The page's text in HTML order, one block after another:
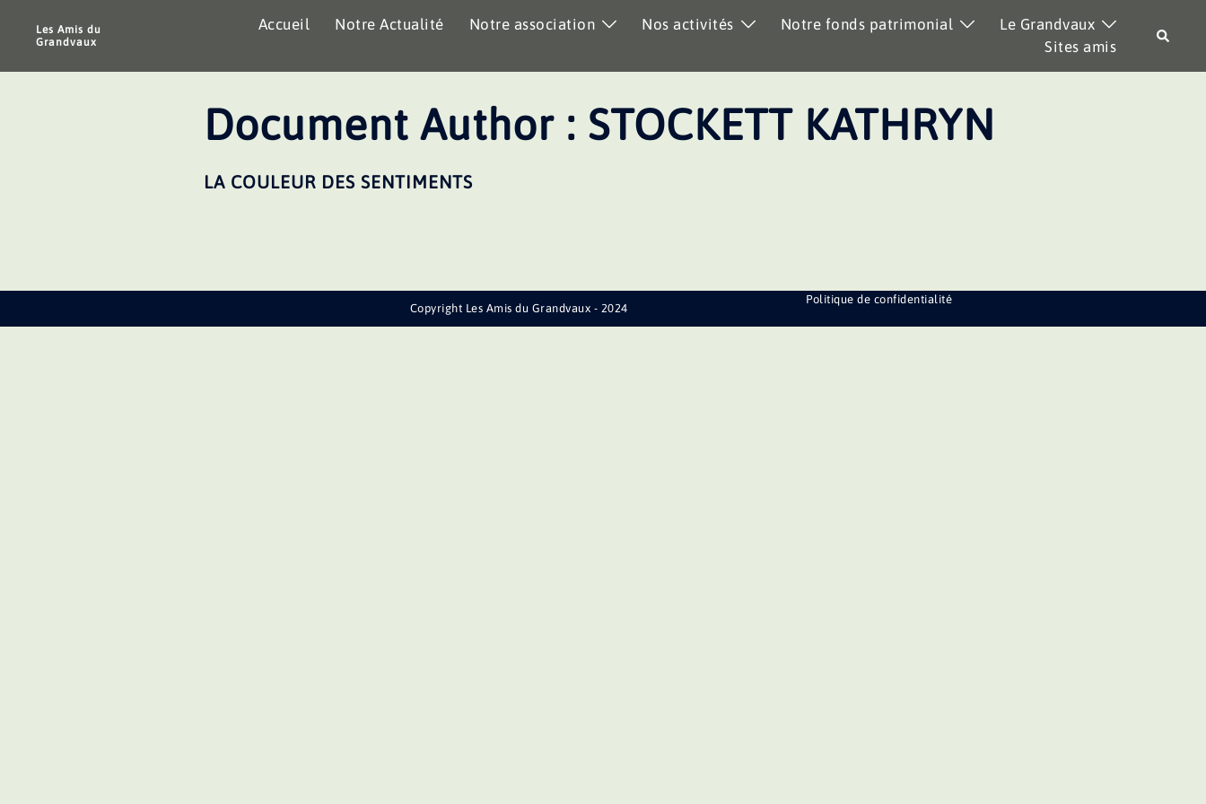
Les Amis du
Grandvaux
Accueil Notre Actualité Notre association Nos activités Notre fonds patrimonial
Le Grandvaux
Sites amis
Document Author : STOCKETT KATHRYN
LA COULEUR DES SENTIMENTS
Copyright Les Amis du Grandvaux - 2024
Politique de confidentialité